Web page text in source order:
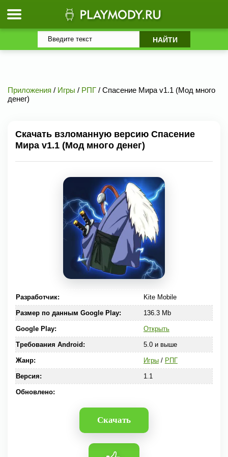
Приложения / Игры / РПГ / Спасение Мира v1.1 (Мод много
денег)
Скачать взломанную версию Спасение
Мира v1.1 (Мод много денег)
Разработчик: Kite Mobile
Размер по данным Google Play: 136.3 Mb
Google Play: Открыть
Требования Android: 5.0 и выше
Жанр: Игры/ РПГ
Версия: 1.1
Обновлено:
Скачать